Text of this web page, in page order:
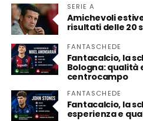
SERIE A
Amichevoli
risultati delle 20
FANTASCHEDE
Fantacalcio, la
Bologna: qualità
centrocampo
FANTASCHEDE
Fantacalcio, la
esperienza e